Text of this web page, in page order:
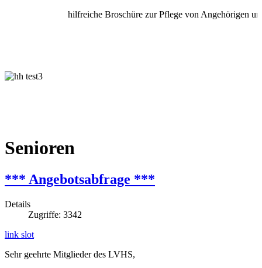
hilfreiche Broschüre zur Pflege von Angehörigen
Senioren
*** Angebotsabfrage ***
Details
Zugriffe: 3342
link slot
Sehr geehrte Mitglieder des LVHS,